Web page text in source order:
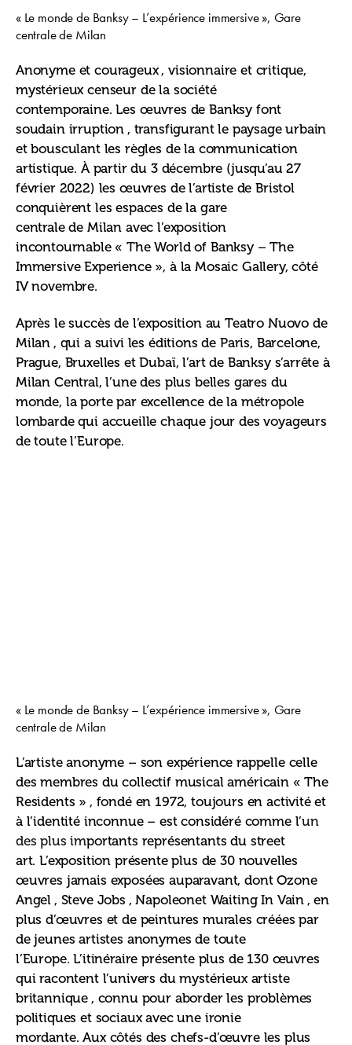
« Le monde de Banksy – L’expérience immersive », Gare
centrale de Milan
Anonyme et courageux , visionnaire et critique,
mystérieux censeur de la société
contemporaine. Les œuvres de Banksy font
soudain irruption , transfigurant le paysage urbain
et bousculant les règles de la communication
artistique. À partir du 3 décembre (jusqu’au 27
février 2022) les œuvres de l’artiste de Bristol
conquièrent les espaces de la gare
centrale de Milan avec l’exposition
incontournable « The World of Banksy – The
Immersive Experience », à la Mosaic Gallery, côté
IV novembre.
Après le succès de l’exposition au Teatro Nuovo de
Milan , qui a suivi les éditions de Paris, Barcelone,
Prague, Bruxelles et Dubaï, l’art de Banksy s’arrête à
Milan Central, l’une des plus belles gares du
monde, la porte par excellence de la métropole
lombarde qui accueille chaque jour des voyageurs
de toute l’Europe.
« Le monde de Banksy – L’expérience immersive », Gare
centrale de Milan
L’artiste anonyme – son expérience rappelle celle
des membres du collectif musical américain « The
Residents » , fondé en 1972, toujours en activité et
à l’identité inconnue – est considéré comme l’un
des plus importants représentants du street
art. L’exposition présente plus de 30 nouvelles
œuvres jamais exposées auparavant, dont Ozone
Angel , Steve Jobs , Napoleonet Waiting In Vain , en
plus d’œuvres et de peintures murales créées par
de jeunes artistes anonymes de toute
l’Europe. L’itinéraire présente plus de 130 œuvres
qui racontent l’univers du mystérieux artiste
britannique , connu pour aborder les problèmes
politiques et sociaux avec une ironie
mordante. Aux côtés des chefs-d’œuvre les plus